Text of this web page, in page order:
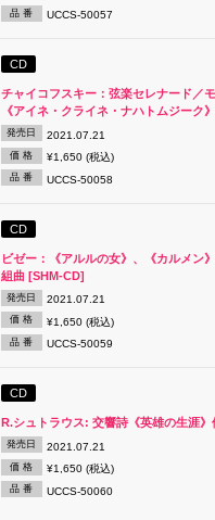
品 番 UCCS-50057
CD
チャイコフスキー：弦楽セレナード／
《アイネ・クライネ・ナハトムジーク
発売日 2021.07.21
価 格 ¥1,650 (税込)
品 番 UCCS-50058
CD
ビゼー：《アルルの女》、《カルメン
組曲 [SHM-CD]
発売日 2021.07.21
価 格 ¥1,650 (税込)
品 番 UCCS-50059
CD
R.シュトラウス: 交響詩《英雄の生涯
発売日 2021.07.21
価 格 ¥1,650 (税込)
品 番 UCCS-50060